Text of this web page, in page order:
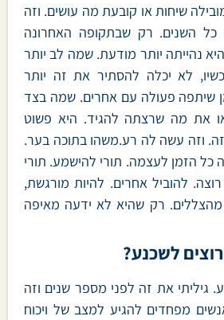
שיחות או קובעת מה עושים. וזה
השנים. רק שבתקופה האחרונה
נהייתה יותר מודעת. שמה לב יותר
לא יכלה להסתיר את זה יותר
שיתפה פעולה עם אחרים. שמה בצד
את מה שרצתה להגיד. היא פשוט
וזה עשה לה רע.משהו בתוכה בער.
כל הזמן לעצמה. תורי להישמע. תורי
להוביל אחרים. להיות מורגשת,
מהצללים. רק שהיא לא ידעה מאיפה
לשכנע?
גיליתי את זה לפני מספר שנים וזה
מפחדים להגיע למצב של ויכוח